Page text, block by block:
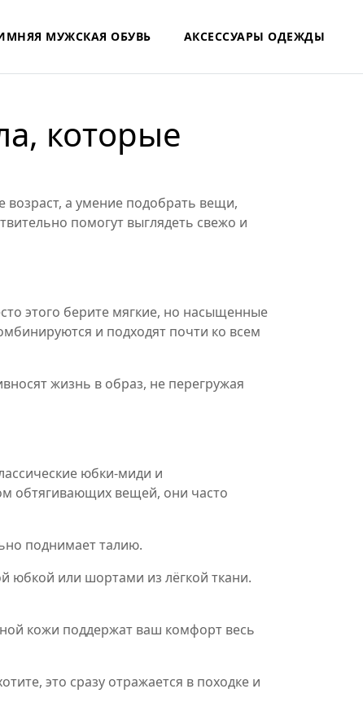
МУЖСКАЯ ОБУВЬ АКСЕССУАРЫ ОДЕЖДЫ
которые
возраст, а умение подобрать вещи,
помогут выглядеть свежо и
этого берите мягкие, но насыщенные
и подходят почти ко всем
жизнь в образ, не перегружая
юбки‑миди и
обтягивающих вещей, они часто
поднимает талию.
юбкой или шортами из лёгкой ткани.
кожи поддержат ваш комфорт весь
это сразу отражается в походке и